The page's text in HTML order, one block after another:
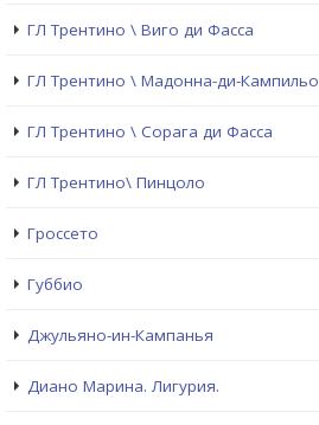
ГЛ Трентино \ Виго ди Фасса
ГЛ Трентино \ Мадонна-ди-Кампильо
ГЛ Трентино \ Сорага ди Фасса
ГЛ Трентино\ Пинцоло
Гроссето
Губбио
Джульяно-ин-Кампанья
Диано Марина. Лигурия.